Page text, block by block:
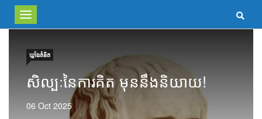
Toggle
navigation
ឃ្លាំង​គំនិត
សិល្បៈនៃការគិត មុននឹងនិយាយ!
06 Oct 2025